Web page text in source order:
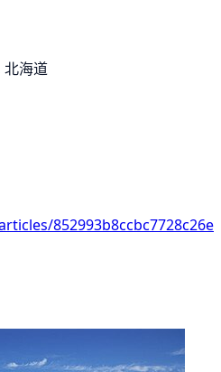
北海道
852993b8ccbc7728c26e